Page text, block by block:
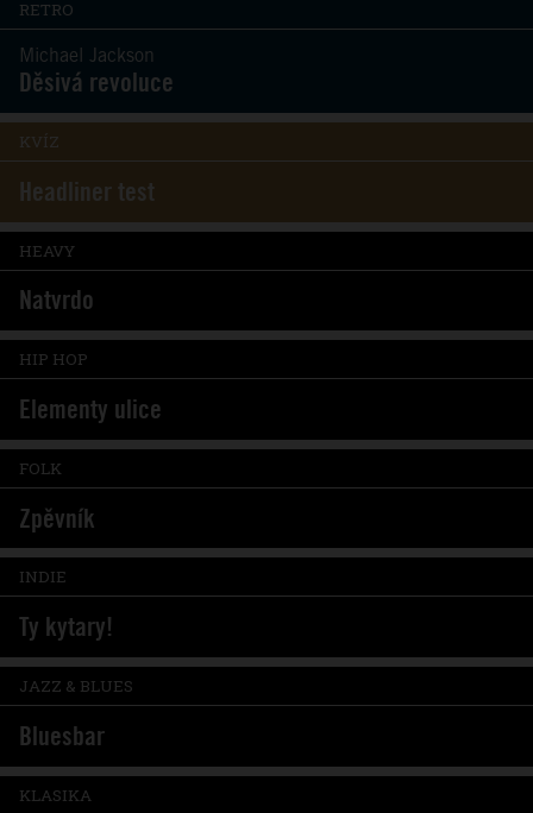
RETRO
Michael Jackson
Děsivá revoluce
KVÍZ
Headliner test
HEAVY
Natvrdo
HIP HOP
Elementy ulice
FOLK
Zpěvník
INDIE
Ty kytary!
JAZZ & BLUES
Bluesbar
KLASIKA